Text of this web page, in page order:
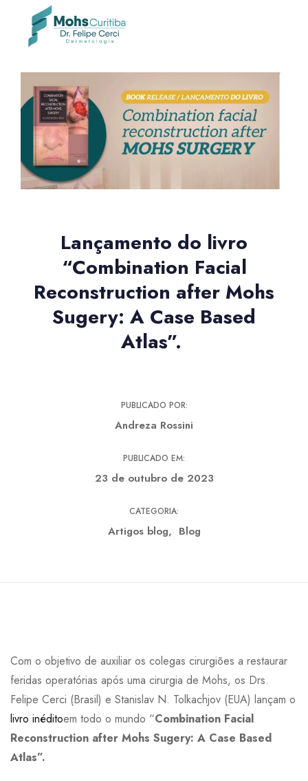
Lançamento do livro
“Combination Facial
Reconstruction after Mohs
Sugery: A Case Based
Atlas”.
PUBLICADO POR:
Andreza Rossini
PUBLICADO EM:
23 de outubro de 2023
CATEGORIA:
Artigos blog Blog
Com o objetivo de auxiliar os colegas cirurgiões a restaurar
feridas operatórias após uma cirurgia de Mohs, os Drs.
Felipe Cerci (Brasil) e Stanislav N. Tolkachjov (EUA) lançam o
livro inéditoem todo o mundo “Combination Facial
Reconstruction after Mohs Sugery: A Case Based
Atlas”.